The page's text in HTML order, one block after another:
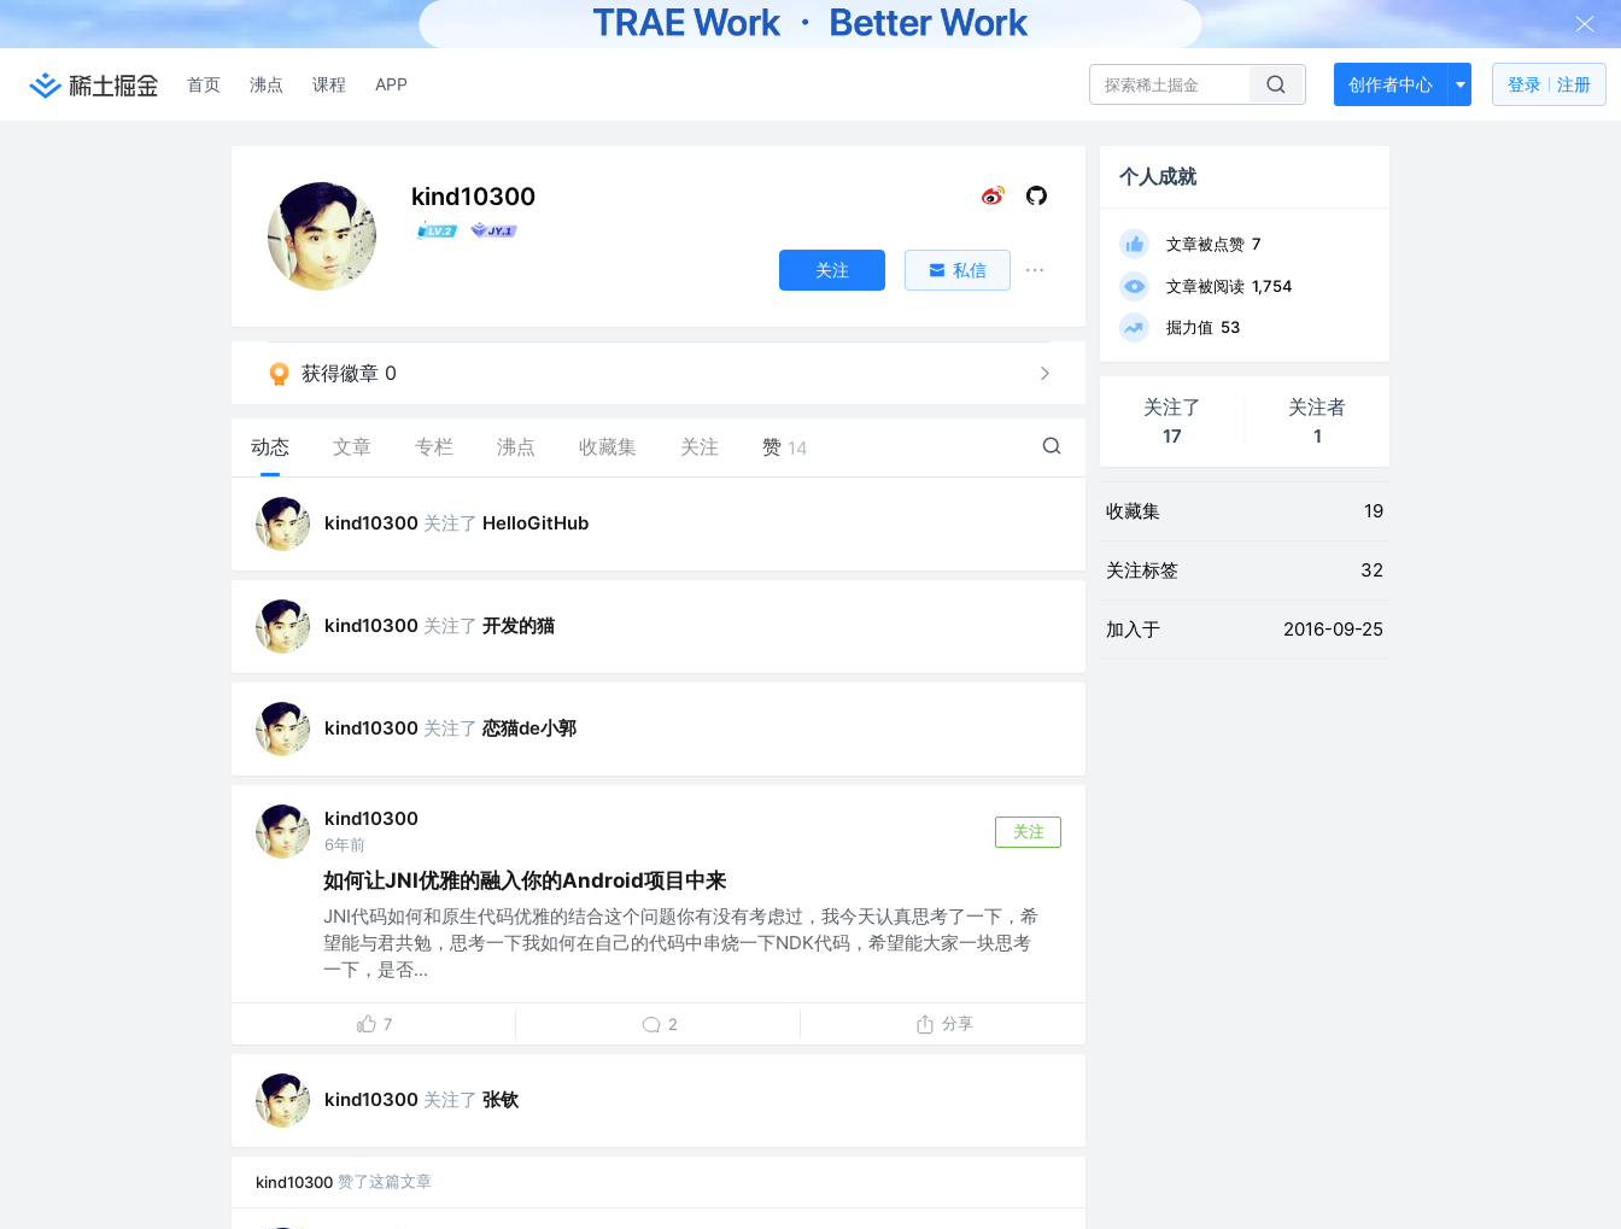
首页 沸点 课程 APP 创作者中心 登录 注册
kind10300
关注 私信
获得徽章 0
动态 文章 专栏 沸点 收藏集 关注 赞 14
kind10300 关注了 HelloGitHub
kind10300 关注了 开发的猫
kind10300 关注了 恋猫de小郭
kind10300
6年前
关注
如何让JNI优雅的融入你的Android项目中来
JNI代码如何和原生代码优雅的结合这个问题你有没有考虑过，我今天认真思考了一下，希
望能与君共勉，思考一下我如何在自己的代码中串烧一下NDK代码，希望能大家一块思考
一下，是否...
7 2 分享
kind10300 关注了 张钦
kind10300 赞了这篇文章
个人成就
文章被点赞 7
文章被阅读 1,754
掘力值 53
关注了
17
关注者
1
收藏集 19
关注标签 32
加入于 2016-09-25